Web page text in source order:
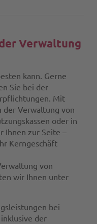
Verwaltung
kann. Gerne
Sie bei der
Mit
der Verwaltung von
oder in
Ihnen zur Seite –
Kerngeschäft
von
wir Ihnen unter
bei
der